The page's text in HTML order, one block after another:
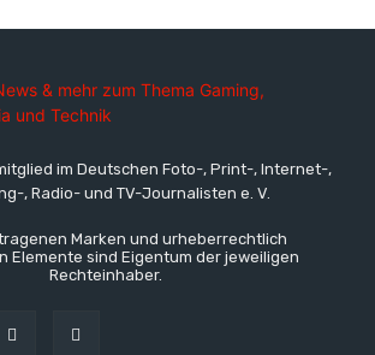
im Deutschen Foto-, Print-, Internet-,
, Radio- und TV-Journalisten e. V.
Marken und urheberrechtlich
Elemente sind Eigentum der jeweiligen
Rechteinhaber.